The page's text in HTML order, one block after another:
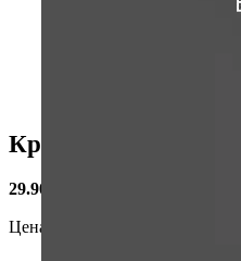
Кронштейн 100х125
29.90
Цена действительна только